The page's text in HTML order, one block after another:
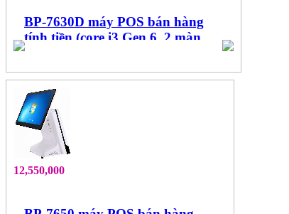
BP-7630D máy POS bán hàng
tính tiền (core i3 Gen 6, 2 màn
hình 15.6", cảm ứng đa điểm)
12,550,000